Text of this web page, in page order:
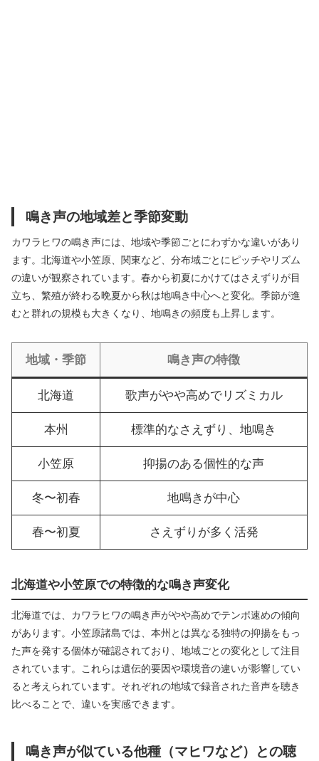
鳴き声の地域差と季節変動
カワラヒワの鳴き声には、地域や季節ごとにわずかな違いがあり
ます。北海道や小笠原、関東など、分布域ごとにピッチやリズム
の違いが観察されています。春から初夏にかけてはさえずりが目
立ち、繁殖が終わる晩夏から秋は地鳴き中心へと変化。季節が進
むと群れの規模も大きくなり、地鳴きの頻度も上昇します。
地域・季節 鳴き声の特徴
北海道 歌声がやや高めでリズミカル
本州 標準的なさえずり、地鳴き
小笠原 抑揚のある個性的な声
冬〜初春 地鳴きが中心
春〜初夏 さえずりが多く活発
北海道や小笠原での特徴的な鳴き声変化
北海道では、カワラヒワの鳴き声がやや高めでテンポ速めの傾向
があります。小笠原諸島では、本州とは異なる独特の抑揚をもっ
た声を発する個体が確認されており、地域ごとの変化として注目
されています。これらは遺伝的要因や環境音の違いが影響してい
ると考えられています。それぞれの地域で録音された音声を聴き
比べることで、違いを実感できます。
鳴き声が似ている他種（マヒワなど）との聴